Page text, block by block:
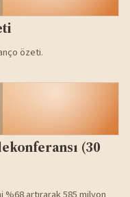
özeti.
(30